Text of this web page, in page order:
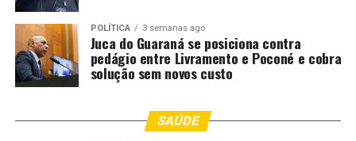
O postPreços do arroz cedem após meses de alta e
exportações reagem depois de queda em abril
primeiro em
Canal Rural.
;
POLÍTICA 3 semanas ago
Juca do Guaraná se posiciona contra
pedágio entre Livramento e Poconé e cobra
solução sem novos custo
SAÚDE